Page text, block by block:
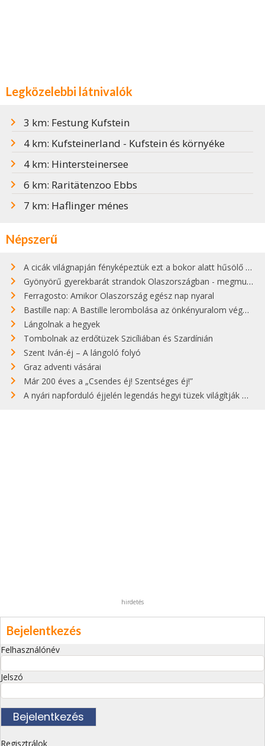
Legközelebbi látnivalók
3 km: Festung Kufstein
4 km: Kufsteinerland - Kufstein és környéke
4 km: Hintersteinersee
6 km: Raritätenzoo Ebbs
7 km: Haflinger ménes
Népszerű
A cicák világnapján fényképeztük ezt a bokor alatt hűsölő cicát Kisorosziban
Gyönyörű gyerekbarát strandok Olaszországban - megmutatjuk a 15 legjobbat
Ferragosto: Amikor Olaszország egész nap nyaral
Bastille nap: A Bastille lerombolása az önkényuralom végét jelentette
Lángolnak a hegyek
Tombolnak az erdőtüzek Szicíliában és Szardínián
Szent Iván-éj – A lángoló folyó
Graz adventi vásárai
Már 200 éves a „Csendes éj! Szentséges éj!”
A nyári napforduló éjjelén legendás hegyi tüzek világítják meg Zugspitzét
hirdetés
Bejelentkezés
Felhasználónév
Jelszó
Regisztrálok